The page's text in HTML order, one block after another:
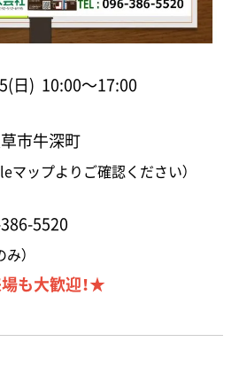
日) 10:00～17:00
市牛深町
マップよりご確認ください）
5520
）
も大歓迎！★